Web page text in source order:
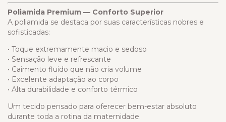
Poliamida Premium — Conforto Superior
A poliamida se destaca por suas características nobres e
sofisticadas:
• Toque extremamente macio e sedoso
• Sensação leve e refrescante
• Caimento fluido que não cria volume
• Excelente adaptação ao corpo
• Alta durabilidade e conforto térmico
Um tecido pensado para oferecer bem-estar absoluto
durante toda a rotina da maternidade.